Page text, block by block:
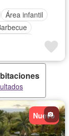
Área infantil
Nuevo